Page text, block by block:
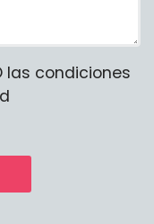
las condiciones